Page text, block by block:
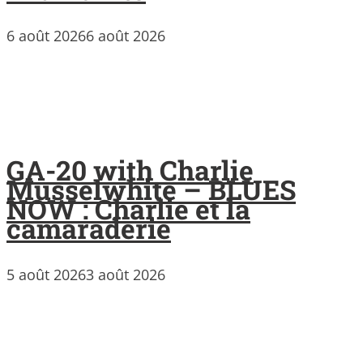
6 août 20266 août 2026
GA-20 with Charlie
Musselwhite – BLUES
NOW : Charlie et la
camaraderie
5 août 20263 août 2026